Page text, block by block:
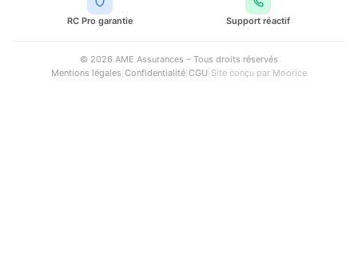
RC Pro garantie Support réactif
© 2026 AME Assurances – Tous droits réservés
Mentions légales Confidentialité CGU Site conçu par Moorice